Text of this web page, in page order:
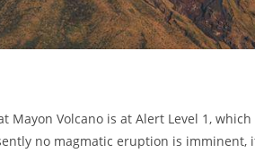
Mayon Volcano is at Alert Level 1,
no magmatic eruption is imminent,